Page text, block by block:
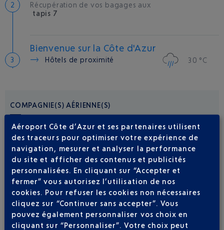
Récupération de vos bagages aux
tapis 7
Bienvenue sur la Côte d'Azur
Hôtels de proximité 30 °C
COMPAGNIE(S) AÉRIENNE(S)
EASYJET SUISSE 09 77 40 77 70
Soyez notifié(e) de
toutes les évolutions
Aéroport Côte d’Azur et ses partenaires utilisent
des traceurs pour optimiser votre expérience de
navigation, mesurer et analyser la performance
du site et afficher des contenus et publicités
personnalisées. En cliquant sur “Accepter et
fermer” vous autorisez l’utilisation de nos
cookies. Pour refuser les cookies non nécessaires
cliquez sur “Continuer sans accepter”. Vous
pouvez également personnaliser vos choix en
cliquant sur “Personnaliser”. Votre choix peut